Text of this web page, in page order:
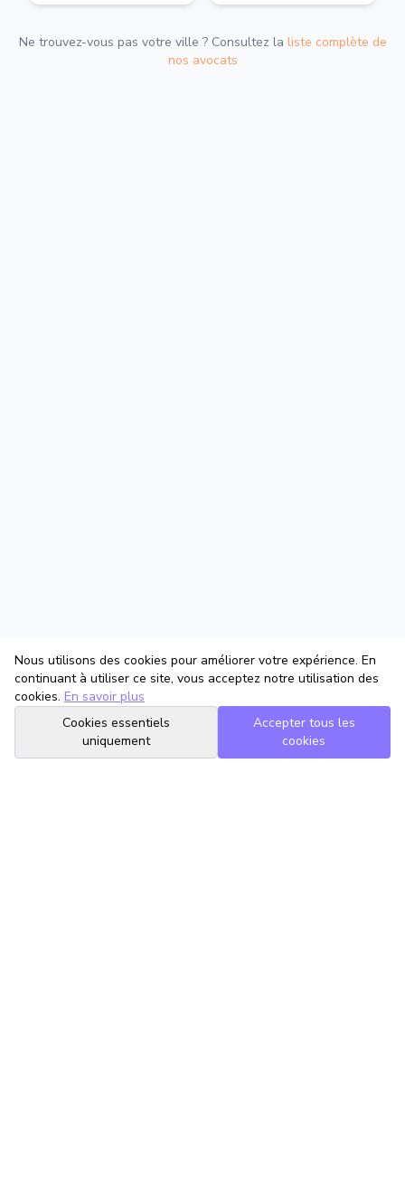
Ne trouvez-vous pas votre ville ? Consultez la liste complète de
nos avocats
Nous utilisons des cookies pour améliorer votre expérience. En
continuant à utiliser ce site, vous acceptez notre utilisation des
cookies. En savoir plus
Cookies essentiels
uniquement
Accepter tous les
cookies